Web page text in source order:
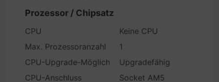
Prozessor / Chipsatz
CPU
Keine CPU
Max. Prozessoranzahl
1
CPU-Upgrade-MöglichkeitUpgradefähig
CPU-Anschluss
Socket AM5